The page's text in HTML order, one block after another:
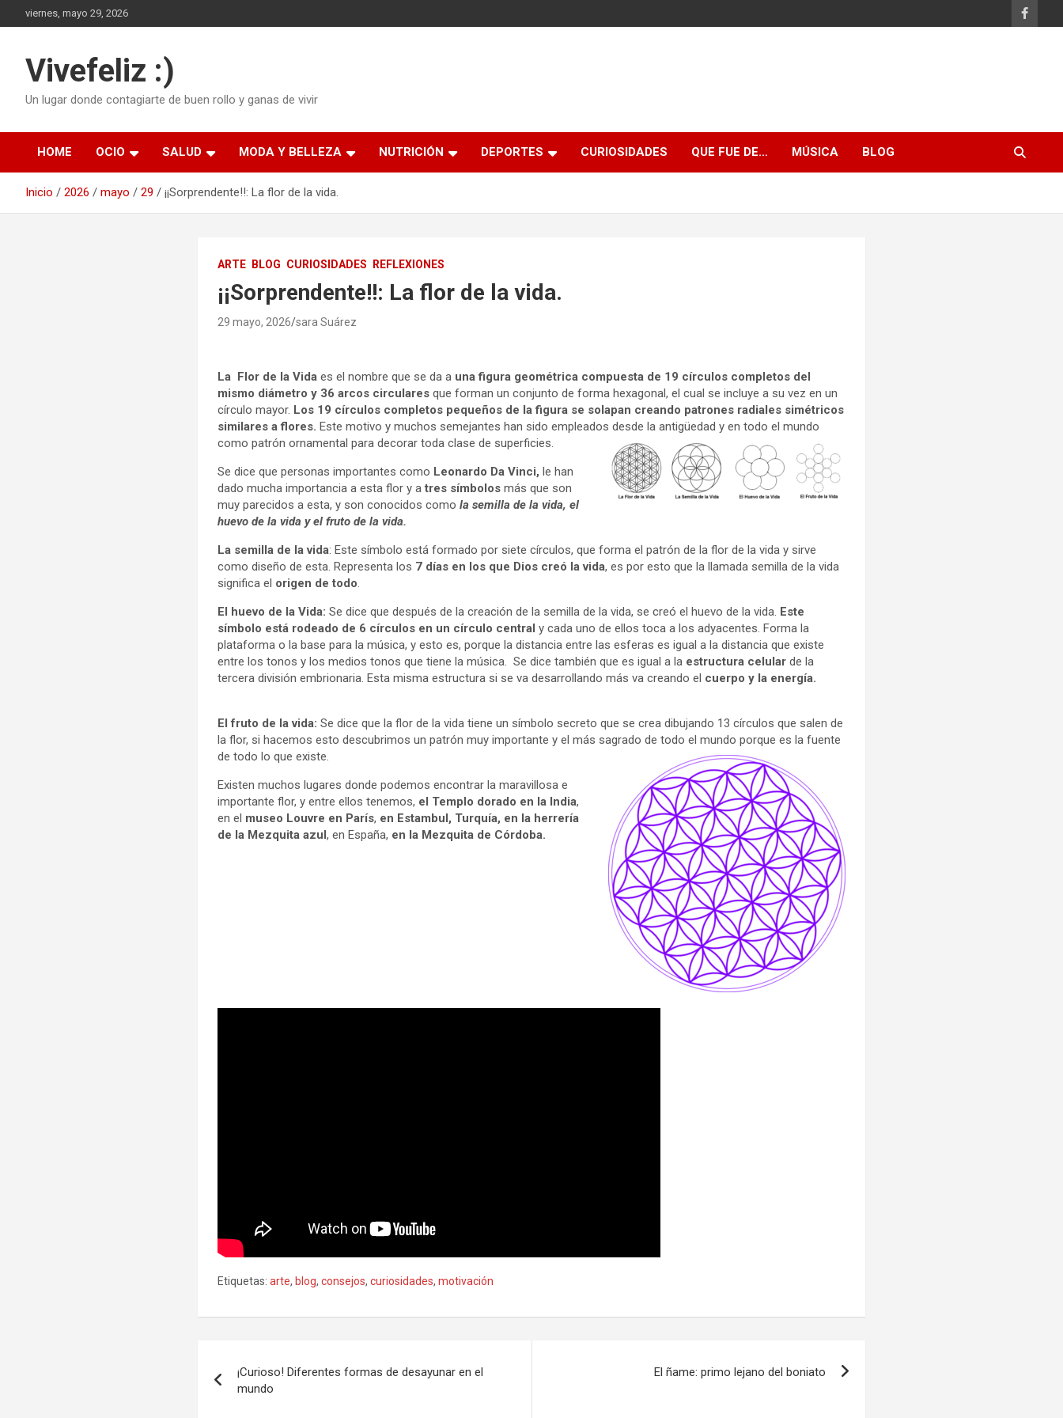
al
viernes, mayo 29, 2026
Vivefeliz :)
Un lugar donde contagiarte de buen rollo y ganas de vivir
HOME OCIO SALUD MODA Y BELLEZA NUTRICIÓN DEPORTES CURIOSIDADES QUE FUE DE… MÚSICA BLOG
Inicio 2026 mayo 29 ¡¡Sorprendente!!: La flor de la vida.
ARTE BLOG CURIOSIDADES REFLEXIONES
¡¡Sorprendente!!: La flor de la vida.
29 mayo, 2026 sara Suárez
La Flor de la Vida es el nombre que se da a una figura geométrica compuesta de 19 círculos completos del
mismo diámetro y 36 arcos circularesque forman un conjunto de forma hexagonal, el cual se incluye a su vez en un
círculo mayor. Los 19 círculos completos pequeños de la figura se solapan creando patrones radiales simétricos
similares a flores. Este motivo y muchos semejantes han sido empleados desde la antigüedad y en todo el mundo
como patrón ornamental para decorar toda clase de superficies.
Se dice que personas importantes como Leonardo Da Vinci, le han
dado mucha importancia a esta flor y atres símbolos más que son
muy parecidos a esta, y son conocidos comola semilla de la vida, el
huevo de la vida y el fruto de la vida.
La semilla de la vida: Este símbolo está formado por siete círculos, que forma el patrón de la flor de la vida y sirve
como diseño de esta. Representa los 7 días en los que Dios creó la vida, es por esto que la llamada semilla de la vida
significa el origen de todo.
El huevo de la Vida: Se dice que después de la creación de la semilla de la vida, se creó el huevo de la vida. Este
símbolo está rodeado de 6 círculos en un círculo central y cada uno de ellos toca a los adyacentes. Forma la
plataforma o la base para la música, y esto es, porque la distancia entre las esferas es igual a la distancia que existe
entre los tonos y los medios tonos que tiene la música. Se dice también que es igual a la estructura celular de la
tercera división embrionaria. Esta misma estructura si se va desarrollando más va creando el cuerpo y la energía.
El fruto de la vida: Se dice que la flor de la vida tiene un símbolo secreto que se crea dibujando 13 círculos que salen de
la flor, si hacemos esto descubrimos un patrón muy importante y el más sagrado de todo el mundo porque es la fuente
de todo lo que existe.
Existen muchos lugares donde podemos encontrar la maravillosa e
importante flor, y entre ellos tenemos, el Templo dorado en la India,
en el museo Louvre en París, en Estambul, Turquía, en la herrería
de la Mezquita azul, en España, en la Mezquita de Córdoba.
Etiquetas: arte,blog,consejos,curiosidades,motivación
de
¡Curioso! Diferentes formas de desayunar en el
mundo
El ñame: primo lejano del boniato